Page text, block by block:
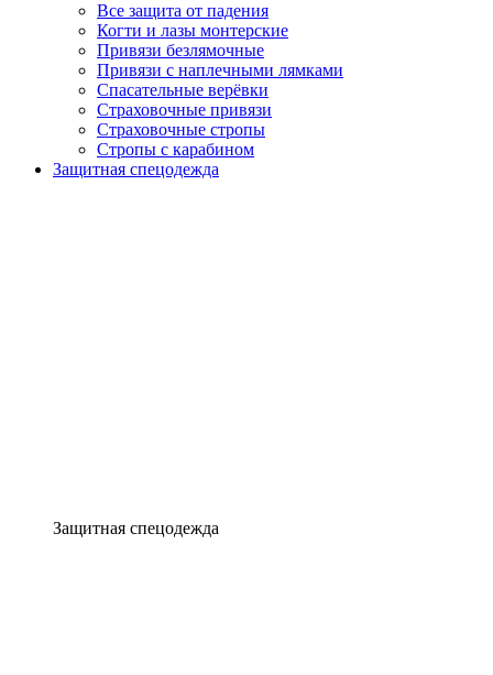
Все защита от падения
Когти и лазы монтерские
Привязи безлямочные
Привязи с наплечными лямками
Спасательные верёвки
Страховочные привязи
Страховочные стропы
Стропы с карабином
Защитная спецодежда
Защитная спецодежда